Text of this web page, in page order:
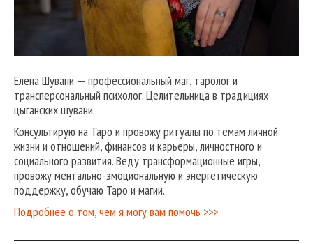
Елена Шувани — профессиональный маг, таролог и
трансперсональный психолог. Целительница в традициях
цыганских шувани.
Консультирую на Таро и провожу ритуалы по темам личной
жизни и отношений, финансов и карьеры, личностного и
социального развития. Веду трансформационные игры,
провожу ментально-эмоциональную и энергетическую
поддержку, обучаю Таро и магии.
Подробнее о том, чем я могу вам помочь >>>